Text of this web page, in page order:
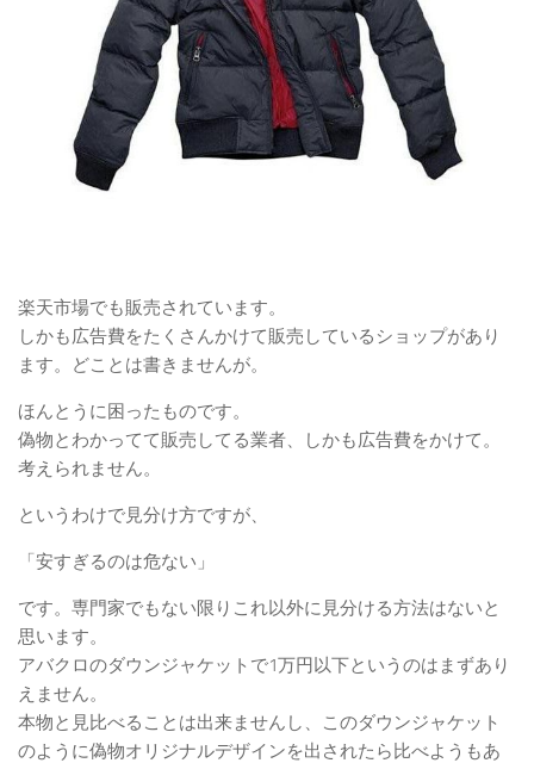
楽天市場でも販売されています。
しかも広告費をたくさんかけて販売しているショップがあり
ます。どことは書きませんが。
ほんとうに困ったものです。
偽物とわかってて販売してる業者、しかも広告費をかけて。
考えられません。
というわけで見分け方ですが、
「安すぎるのは危ない」
です。専門家でもない限りこれ以外に見分ける方法はないと
思います。
アバクロのダウンジャケットで1万円以下というのはまずあり
えません。
本物と見比べることは出来ませんし、このダウンジャケット
のように偽物オリジナルデザインを出されたら比べようもあ